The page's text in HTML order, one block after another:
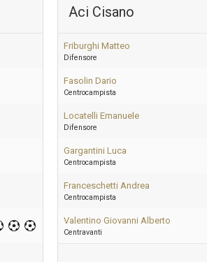
Aci Cisano
Friburghi Matteo
Difensore
Fasolin Dario
Centrocampista
Locatelli Emanuele
Difensore
Gargantini Luca
Centrocampista
Franceschetti Andrea
Centrocampista
Valentino Giovanni Alberto
Centravanti